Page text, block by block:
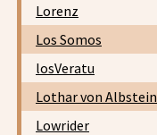
Lorenz
Los Somos
losVeratu
Lothar von Albstein
Lowrider